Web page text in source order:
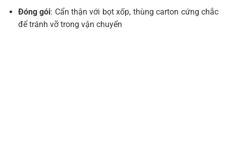
Đóng gói: Cẩn thận với bọt xốp, thùng carton cứng chắc
để tránh vỡ trong vận chuyển